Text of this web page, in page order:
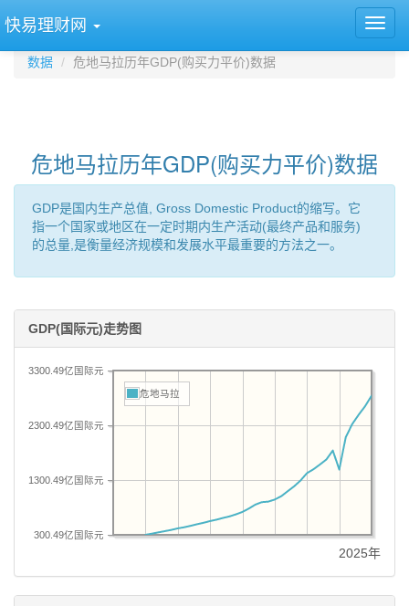
快易理财网
数据 危地马拉历年GDP(购买力平价)数据
危地马拉历年GDP(购买力平价)数据
GDP是国内生产总值, Gross Domestic Product的缩写。它
指一个国家或地区在一定时期内生产活动(最终产品和服务)
的总量,是衡量经济规模和发展水平最重要的方法之一。
GDP(国际元)走势图
300.49亿国际元
1300.49亿国际元
2300.49亿国际元
3300.49亿国际元
危地马拉
2025年